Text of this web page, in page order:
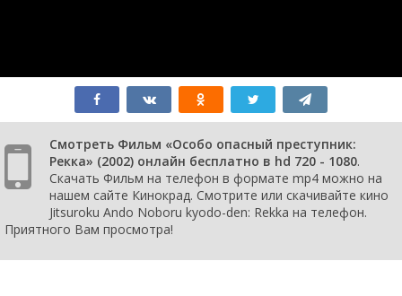
Смотреть Фильм «Особо опасный преступник:
Рекка» (2002) онлайн бесплатно в hd 720 - 1080.
Скачать Фильм на телефон в формате mp4 можно на
нашем сайте Кинокрад. Смотрите или скачивайте кино
Jitsuroku Ando Noboru kyodo-den: Rekka на телефон.
Приятного Вам просмотра!